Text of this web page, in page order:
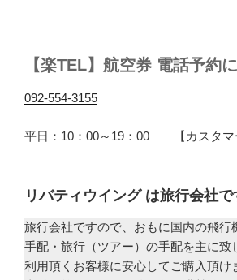
【楽TEL】航空券 電話予約
092-554-3155
平日：10：00～19：00 【カスタマ
リバティウイング は旅行会社で
旅行会社ですので、おもに国内の飛行
手配・旅行（ツアー）の手配を主に致
利用頂くお客様に安心してご購入頂け